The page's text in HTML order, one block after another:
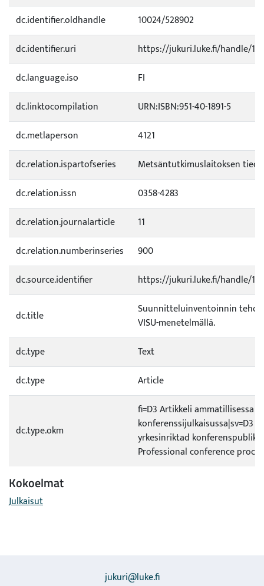
dc.identifier.oldhandle
10024/528902
dc.identifier.uri
https://jukuri.luke.fi/handle/
dc.language.iso
FI
dc.linktocompilation
URN:ISBN:951-40-1891-5
dc.metlaperson
4121
dc.relation.ispartofseries
Metsäntutkimuslaitoksen
dc.relation.issn
0358-4283
dc.relation.journalarticle
11
dc.relation.numberinseries
900
dc.source.identifier
https://jukuri.luke.fi/handle/
dc.title
Suunnitteluinventoinnin
VISU-menetelmällä.
dc.type
Text
dc.type
Article
dc.type.okm
fi=D3 Artikkeli ammatillisessa
konferenssijulkaisussa|sv=D3
yrkesinriktad
Professional conference
Kokoelmat
Julkaisut
jukuri@luke.fi